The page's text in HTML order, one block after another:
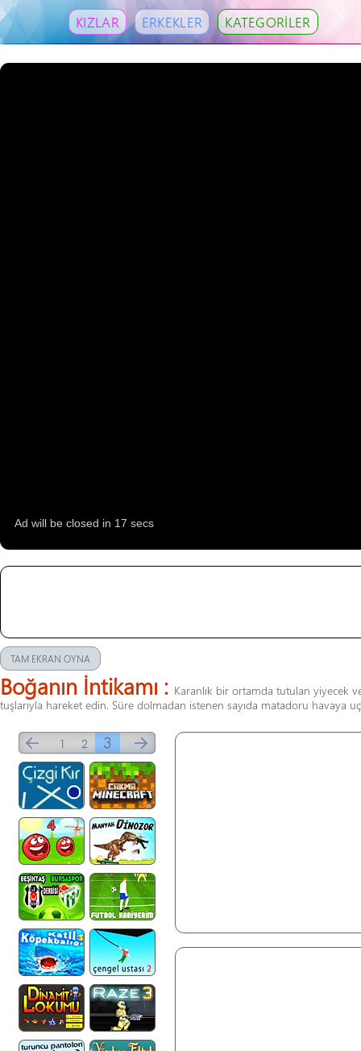
KIZLAR ERKEKLER KATEGORİLER
TAM EKRAN OYNA
Boğanın İntikamı : Karanlık bir ortamda tutulan yiyecek
tuşlarıyla hareket edin. Süre dolmadan istenen sayıda matadoru havaya